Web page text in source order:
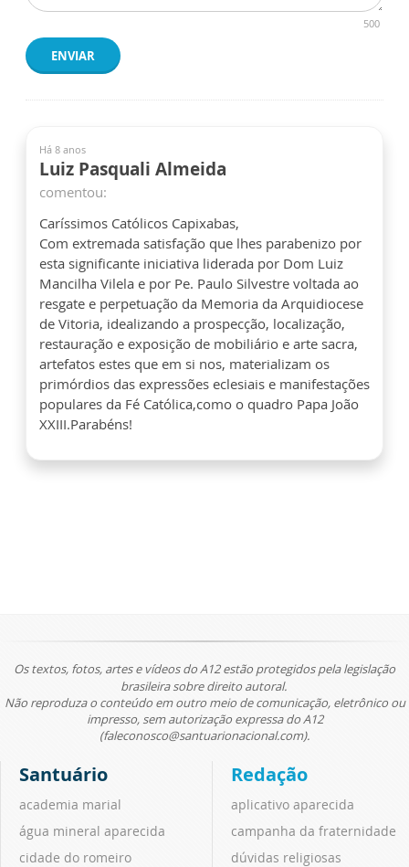
500
ENVIAR
Há 8 anos
Luiz Pasquali Almeida
comentou:
Caríssimos Católicos Capixabas,
Com extremada satisfação que lhes parabenizo por
esta significante iniciativa liderada por Dom Luiz
Mancilha Vilela e por Pe. Paulo Silvestre voltada ao
resgate e perpetuação da Memoria da Arquidiocese
de Vitoria, idealizando a prospecção, localização,
restauração e exposição de mobiliário e arte sacra,
artefatos estes que em si nos, materializam os
primórdios das expressões eclesiais e manifestações
populares da Fé Católica,como o quadro Papa João
XXIII.Parabéns!
Os textos, fotos, artes e vídeos do A12 estão protegidos pela legislação
brasileira sobre direito autoral.
Não reproduza o conteúdo em outro meio de comunicação, eletrônico ou
impresso, sem autorização expressa do A12
(faleconosco@santuarionacional.com).
Santuário
academia marial
água mineral aparecida
cidade do romeiro
Redação
aplicativo aparecida
campanha da fraternidade
dúvidas religiosas